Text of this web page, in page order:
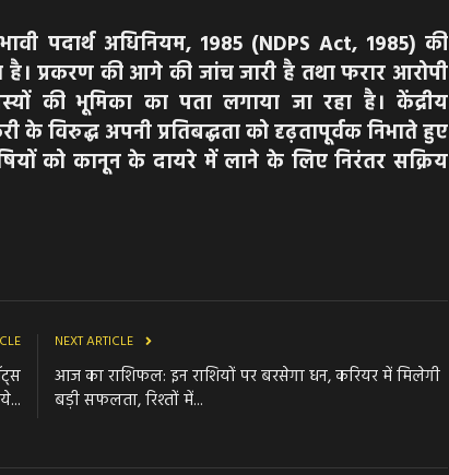
पदार्थ अधिनियम, 1985 (NDPS Act, 1985) की
प्रकरण की आगे की जांच जारी है तथा फरार आरोपी
की भूमिका का पता लगाया जा रहा है। केंद्रीय
के विरुद्ध अपनी प्रतिबद्धता को दृढ़तापूर्वक निभाते हुए
को कानून के दायरे में लाने के लिए निरंतर सक्रिय
NEXT ARTICLE
आज का राशिफल: इन राशियों पर बरसेगा धन, करियर में मिलेगी
बड़ी सफलता, रिश्तों में...